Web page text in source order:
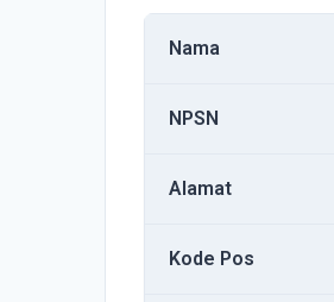
Nama
NPSN
Alamat
Kode Pos